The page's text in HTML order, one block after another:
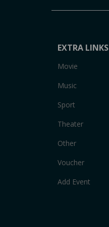
EXTRA LINKS
Movie
Music
Sport
Theater
Other
Voucher
Add Event